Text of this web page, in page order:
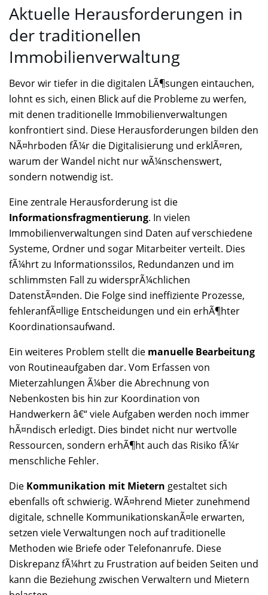
Aktuelle Herausforderungen in
der traditionellen
Immobilienverwaltung
Bevor wir tiefer in die digitalen LÃ¶sungen eintauchen,
lohnt es sich, einen Blick auf die Probleme zu werfen,
mit denen traditionelle Immobilienverwaltungen
konfrontiert sind. Diese Herausforderungen bilden den
NÃ¤hrboden fÃ¼r die Digitalisierung und erklÃ¤ren,
warum der Wandel nicht nur wÃ¼nschenswert,
sondern notwendig ist.
Eine zentrale Herausforderung ist die
Informationsfragmentierung. In vielen
Immobilienverwaltungen sind Daten auf verschiedene
Systeme, Ordner und sogar Mitarbeiter verteilt. Dies
fÃ¼hrt zu Informationssilos, Redundanzen und im
schlimmsten Fall zu widersprÃ¼chlichen
DatenstÃ¤nden. Die Folge sind ineffiziente Prozesse,
fehleranfÃ¤llige Entscheidungen und ein erhÃ¶hter
Koordinationsaufwand.
Ein weiteres Problem stellt die manuelle Bearbeitung
von Routineaufgaben dar. Vom Erfassen von
Mieterzahlungen Ã¼ber die Abrechnung von
Nebenkosten bis hin zur Koordination von
Handwerkern â€“ viele Aufgaben werden noch immer
hÃ¤ndisch erledigt. Dies bindet nicht nur wertvolle
Ressourcen, sondern erhÃ¶ht auch das Risiko fÃ¼r
menschliche Fehler.
Die Kommunikation mit Mietern gestaltet sich
ebenfalls oft schwierig. WÃ¤hrend Mieter zunehmend
digitale, schnelle KommunikationskanÃ¤le erwarten,
setzen viele Verwaltungen noch auf traditionelle
Methoden wie Briefe oder Telefonanrufe. Diese
Diskrepanz fÃ¼hrt zu Frustration auf beiden Seiten und
kann die Beziehung zwischen Verwaltern und Mietern